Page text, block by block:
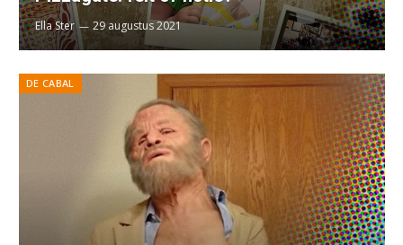
Ella Ster 29 augustus 2021
DE CABAL